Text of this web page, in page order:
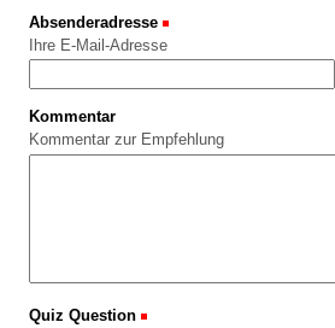
Absenderadresse
Ihre E-Mail-Adresse
Kommentar
Kommentar zur Empfehlung
Quiz Question